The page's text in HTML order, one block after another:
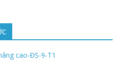
cao-ĐS-9-T1